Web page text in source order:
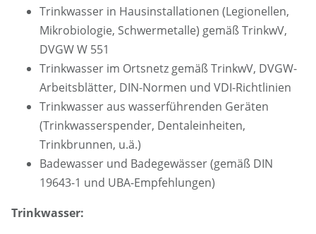
Trinkwasser in Hausinstallationen (Legionellen,
Mikrobiologie, Schwermetalle) gemäß TrinkwV,
DVGW W 551
Trinkwasser im Ortsnetz gemäß TrinkwV, DVGW-
Arbeitsblätter, DIN-Normen und VDI-Richtlinien
Trinkwasser aus wasserführenden Geräten
(Trinkwasserspender, Dentaleinheiten,
Trinkbrunnen, u.ä.)
Badewasser und Badegewässer (gemäß DIN
19643-1 und UBA-Empfehlungen)
Trinkwasser: